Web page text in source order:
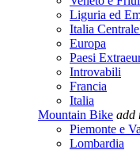
Liguria ed
Italia
Europa
Paesi
Introvabili
Francia
Italia
Mountain Bike add
Piemonte e
Lombardia